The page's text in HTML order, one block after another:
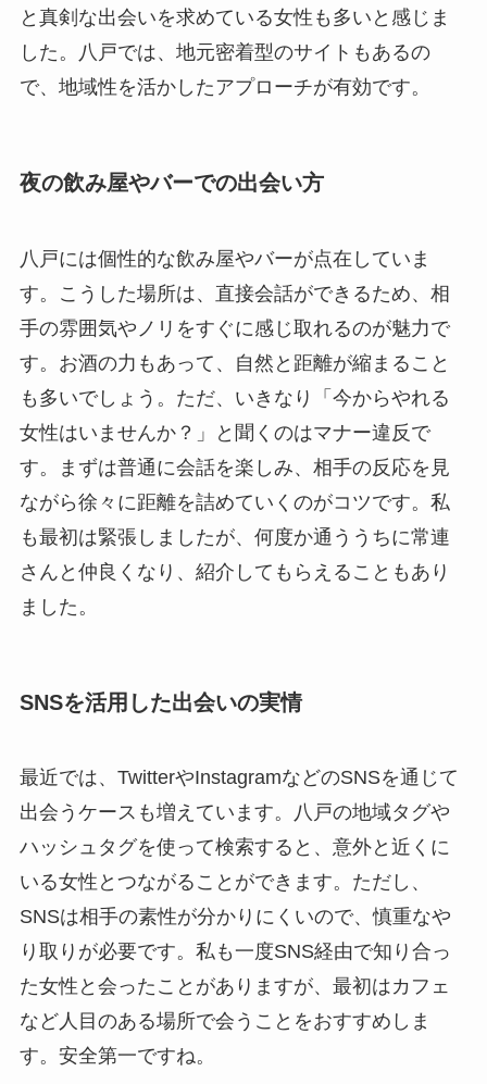
と真剣な出会いを求めている女性も多いと感じま
した。八戸では、地元密着型のサイトもあるの
で、地域性を活かしたアプローチが有効です。
夜の飲み屋やバーでの出会い方
八戸には個性的な飲み屋やバーが点在していま
す。こうした場所は、直接会話ができるため、相
手の雰囲気やノリをすぐに感じ取れるのが魅力で
す。お酒の力もあって、自然と距離が縮まること
も多いでしょう。ただ、いきなり「今からやれる
女性はいませんか？」と聞くのはマナー違反で
す。まずは普通に会話を楽しみ、相手の反応を見
ながら徐々に距離を詰めていくのがコツです。私
も最初は緊張しましたが、何度か通ううちに常連
さんと仲良くなり、紹介してもらえることもあり
ました。
SNSを活用した出会いの実情
最近では、TwitterやInstagramなどのSNSを通じて
出会うケースも増えています。八戸の地域タグや
ハッシュタグを使って検索すると、意外と近くに
いる女性とつながることができます。ただし、
SNSは相手の素性が分かりにくいので、慎重なや
り取りが必要です。私も一度SNS経由で知り合っ
た女性と会ったことがありますが、最初はカフェ
など人目のある場所で会うことをおすすめしま
す。安全第一ですね。